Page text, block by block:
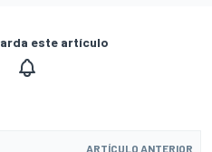
este artículo
ARTÍCULO ANTERIOR